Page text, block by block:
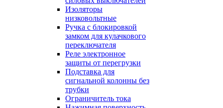
Изоляторы
низковольтные
Ручка с блокировкой
замком для кулачкового
переключателя
Реле электронное
защиты от перегрузки
Подставка для
сигнальной колонны без
трубки
Ограничитель тока